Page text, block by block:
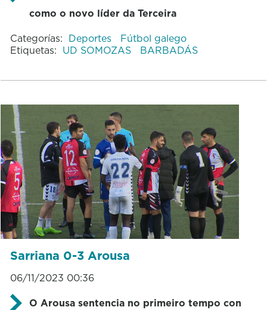
como o novo líder da Terceira
Categorías: Deportes
Fútbol galego
Etiquetas: UD SOMOZAS BARBADÁS
Sarriana 0-3 Arousa
06/11/2023 00:36
O Arousa sentencia no primeiro tempo con